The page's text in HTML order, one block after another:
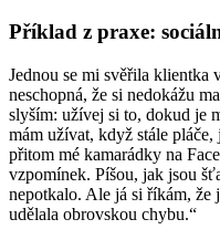
Příklad z praxe:
Jednou se mi svěřila klientka
neschopná, že si nedokážu
slyším: užívej si to, dokud je
mám užívat, když stále pláče,
přitom mé kamarádky na
vzpomínek. Píšou, jak jsou
nepotkalo. Ale já si říkám, že
udělala obrovskou chybu.“